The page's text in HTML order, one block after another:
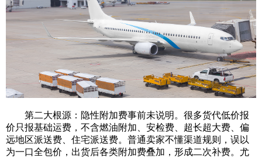
第二大根源：隐性附加费事前未说明。很多货代低价报
价只报基础运费，不含燃油附加、安检费、超长超大费、偏
远地区派送费、住宅派送费。普通卖家不懂渠道规则，误以
为一口全包价，出货后各类附加费叠加，形成二次补费。尤